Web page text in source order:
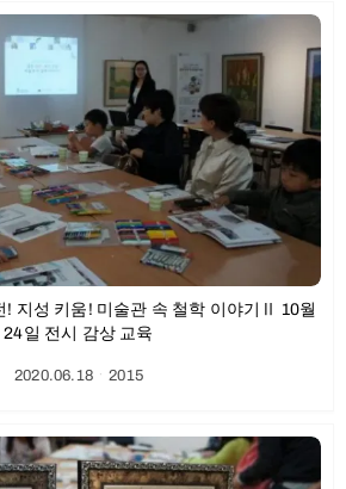
! 지성 키움! 미술관 속 철학 이야기Ⅱ 10월
24일 전시 감상 교육
2020.06.18ㆍ2015